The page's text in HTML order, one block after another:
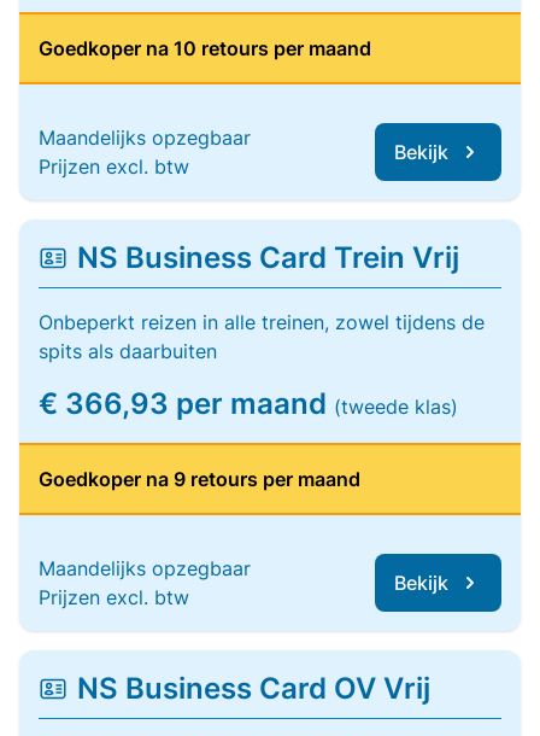
Goedkoper na 10 retours per maand
Maandelijks opzegbaar
Prijzen excl. btw
Bekijk
NS Business Card Trein Vrij
Onbeperkt reizen in alle treinen, zowel tijdens de
spits als daarbuiten
€ 366,93 per maand (tweede klas)
Goedkoper na 9 retours per maand
Maandelijks opzegbaar
Prijzen excl. btw
Bekijk
NS Business Card OV Vrij